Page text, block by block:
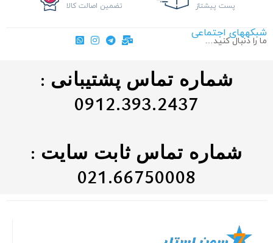
پست پیشتاز تضمین اصالت کالا
شبکههای اجتماعی
ما را دنبال کنید…
شماره تماس پشتیبانی :
0912.393.2437
شماره تماس ثابت سایت :
021.66750008